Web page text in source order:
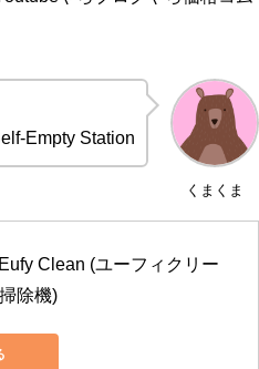
くまくま
Empty Station
Clean (ユーフィクリー
除機)